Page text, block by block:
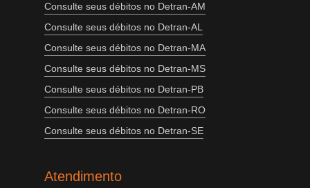
Consulte seus débitos no Detran-AM
Consulte seus débitos no Detran-AL
Consulte seus débitos no Detran-MA
Consulte seus débitos no Detran-MS
Consulte seus débitos no Detran-PB
Consulte seus débitos no Detran-RO
Consulte seus débitos no Detran-SE
Atendimento